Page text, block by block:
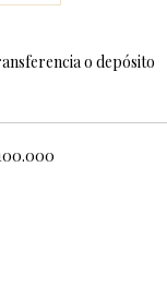
o depósito